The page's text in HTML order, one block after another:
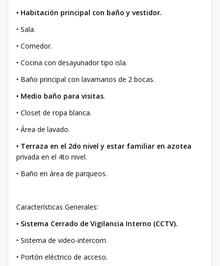
• Habitación principal con baño y vestidor.
• Sala.
• Comedor.
• Cocina con desayunador tipo isla.
• Baño principal con lavamanos de 2 bocas.
• Medio baño para visitas.
• Closet de ropa blanca.
• Área de lavado.
• Terraza en el 2do nivel y estar familiar en azotea
privada en el 4to nivel.
• Baño en área de parqueos.
Características Generales:
• Sistema Cerrado de Vigilancia Interno (CCTV).
• Sistema de video-intercom.
• Portón eléctrico de acceso.